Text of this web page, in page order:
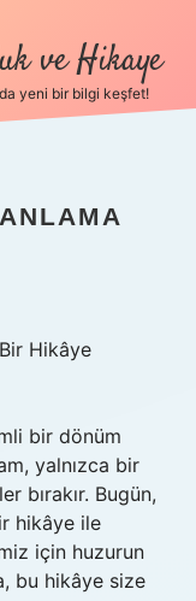
ve Hikaye
yeni bir bilgi keşfet!
Hikâye
bir dönüm
yalnızca bir
bırakır. Bugün,
hikâye ile
için huzurun
bu hikâye size